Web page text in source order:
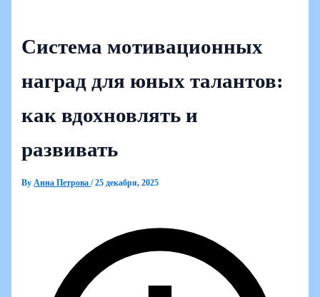
Система мотивационных
наград для юных талантов:
как вдохновлять и
развивать
ByАнна Петрова/25 декабря, 2025